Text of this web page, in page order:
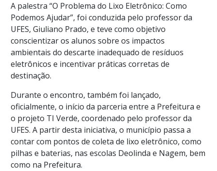
A palestra “O Problema do Lixo Eletrônico: Como
Podemos Ajudar”, foi conduzida pelo professor da
UFES, Giuliano Prado, e teve como objetivo
conscientizar os alunos sobre os impactos
ambientais do descarte inadequado de resíduos
eletrônicos e incentivar práticas corretas de
destinação.
Durante o encontro, também foi lançado,
oficialmente, o início da parceria entre a Prefeitura e
o projeto TI Verde, coordenado pelo professor da
UFES. A partir desta iniciativa, o município passa a
contar com pontos de coleta de lixo eletrônico, como
pilhas e baterias, nas escolas Deolinda e Nagem, bem
como na Prefeitura.